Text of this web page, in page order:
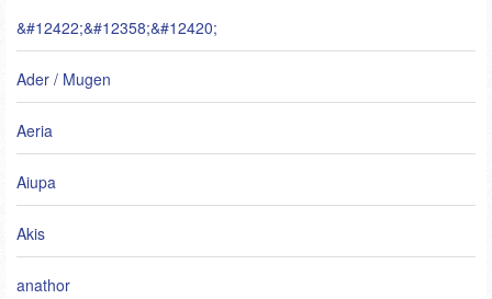
&#12422;&#12358;&#12420;
Ader / Mugen
Aeria
Aiupa
Akis
anathor